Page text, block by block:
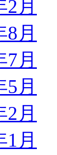
2月
8月
7月
5月
2月
1月